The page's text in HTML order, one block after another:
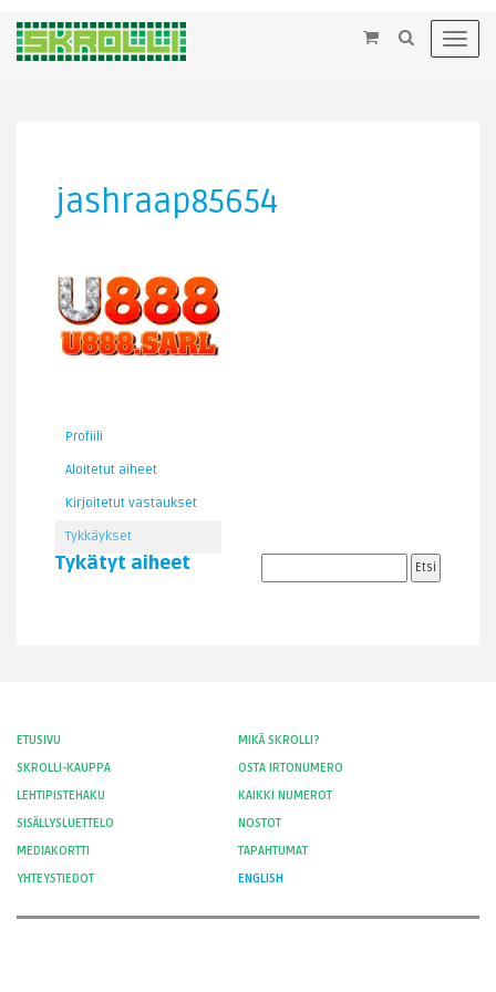
×
jashraap85654
Profiili
Aloitetut aiheet
Kirjoitetut vastaukset
Tykkäykset
Tykätyt aiheet
ETUSIVU
MIKÄ SKROLLI?
SKROLLI-KAUPPA
OSTA IRTONUMERO
LEHTIPISTEHAKU
KAIKKI NUMEROT
SISÄLLYSLUETTELO
NOSTOT
MEDIAKORTTI
TAPAHTUMAT
YHTEYSTIEDOT
ENGLISH